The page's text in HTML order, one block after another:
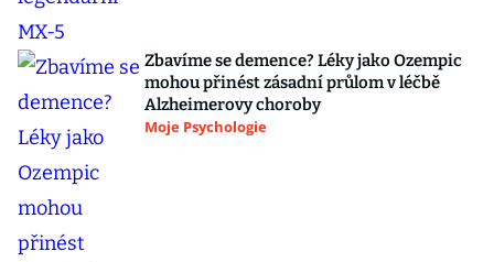
Zbavíme se demence? Léky jako Ozempic
mohou přinést zásadní průlom v léčbě
Alzheimerovy choroby
Moje Psychologie